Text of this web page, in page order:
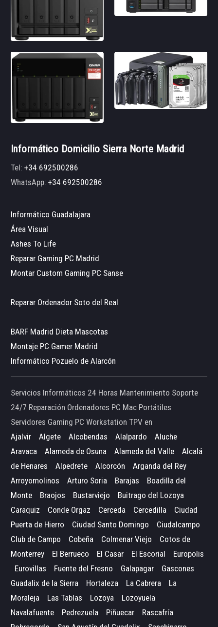
Informático Domicilio Sierra Norte Madrid
Tel:+34 692500286
WhatsApp:+34 692500286
Informático Guadalajara
Área Visual
Ashes To Life
Reparar Gaming PC Madrid
Montar Custom Gaming PC Sanse
Reparar Ordenador Soto del Real
BARF Madrid Dieta Mascotas
Montaje PC Gamer Madrid
Informático Pozuelo de Alarcón
Servicios Informáticos 24 Horas Mantenimiento Soporte
24/7 Reparación Ordenadores PC Mac Portátiles
Servidores Gaming PC Workstation TPV en
Ajalvir
Algete Alcobendas Alalpardo
Aluche
Aravaca
Alameda de Osuna Alameda del Valle
Alcalá
de Henares
Alpedrete Alcorcón
Arganda del Rey
Arroyomolinos
Arturo Soria Barajas
Boadilla del
Monte
Braojos Bustarviejo
Buitrago del Lozoya
Caraquiz
Conde Orgaz Cerceda Cercedilla
Ciudad
Puerta de Hierro
Ciudad Santo Domingo
Ciudalcampo
Club de Campo
Cobeña Colmenar Viejo
Cotos de
Monterrey
El Berrueco El Casar El Escorial
Europolis
Eurovillas
Fuente del Fresno Galapagar
Gascones
Guadalix de la Sierra
Hortaleza La Cabrera
La
Moraleja
Las Tablas Lozoya
Lozoyuela
Navalafuente
Pedrezuela Piñuecar
Rascafría